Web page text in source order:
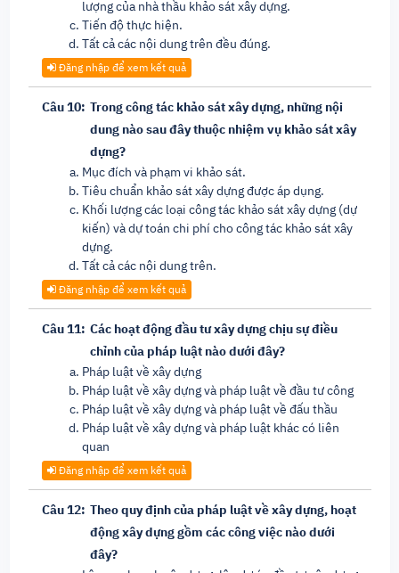
lượng của nhà thầu khảo sát xây dựng.
Tiến độ thực hiện.
Tất cả các nội dung trên đều đúng.
Đăng nhập để xem kết quả
Câu 10: Trong công tác khảo sát xây dựng, những nội
dung nào sau đây thuộc nhiệm vụ khảo sát xây
dựng?
Mục đích và phạm vi khảo sát.
Tiêu chuẩn khảo sát xây dựng được áp dụng.
Khối lượng các loại công tác khảo sát xây dựng (dự
kiến) và dự toán chi phí cho công tác khảo sát xây
dựng.
Tất cả các nội dung trên.
Đăng nhập để xem kết quả
Câu 11: Các hoạt động đầu tư xây dựng chịu sự điều
chỉnh của pháp luật nào dưới đây?
Pháp luật về xây dựng
Pháp luật về xây dựng và pháp luật về đầu tư công
Pháp luật về xây dựng và pháp luật về đấu thầu
Pháp luật về xây dựng và pháp luật khác có liên
quan
Đăng nhập để xem kết quả
Câu 12: Theo quy định của pháp luật về xây dựng, hoạt
động xây dựng gồm các công việc nào dưới
đây?